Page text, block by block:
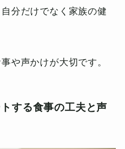
分だけでなく家族の健
や声かけが大切です。
する食事の工夫と声